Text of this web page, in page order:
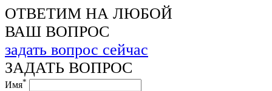
ОТВЕТИМ НА ЛЮБОЙ
ВАШ ВОПРОС
задать вопрос сейчас
ЗАДАТЬ ВОПРОС
Имя*